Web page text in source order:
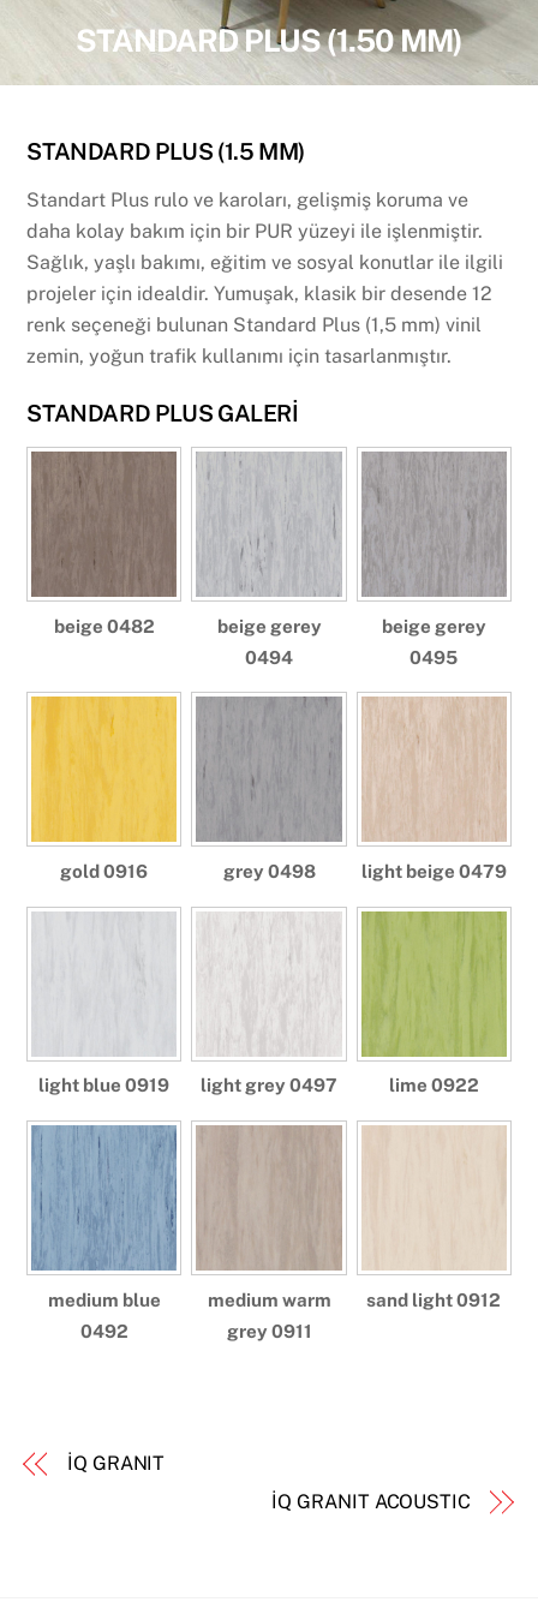
STANDARD PLUS (1.50 MM)
STANDARD PLUS (1.5 MM)
Standart Plus rulo ve karoları, gelişmiş koruma ve
daha kolay bakım için bir PUR yüzeyi ile işlenmiştir.
Sağlık, yaşlı bakımı, eğitim ve sosyal konutlar ile ilgili
projeler için idealdir. Yumuşak, klasik bir desende 12
renk seçeneği bulunan Standard Plus (1,5 mm) vinil
zemin, yoğun trafik kullanımı için tasarlanmıştır.
STANDARD PLUS GALERİ
beige 0482
beige gerey
0494
beige gerey
0495
gold 0916 grey 0498 light beige 0479
light blue 0919 light grey 0497 lime 0922
medium blue
0492
medium warm
grey 0911
sand light 0912
İQ GRANIT
İQ GRANIT ACOUSTIC